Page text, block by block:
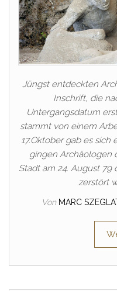
Jüngst entdeckten
Inschrift, die
Untergangsdatum
stammt von einem
17.Oktober gab es sich
gingen Archäologen
Stadt am 24. August 79
zerstört
Von MARC